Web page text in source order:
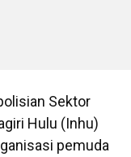
Sektor
Hulu (Inhu)
pemuda